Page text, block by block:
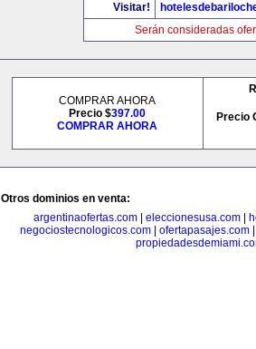
Visitar!
Serán consideradas
COMPRAR AHORA
Precio $397.00
COMPRAR AHORA
Precio
Otros dominios en venta:
argentinaofertas.com| eleccionesusa.com|
negociostecnologicos.com
ofertapasajes.com